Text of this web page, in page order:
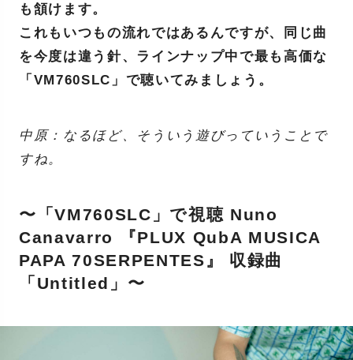
も頷けます。
これもいつもの流れではあるんですが、同じ曲
を今度は違う針、ラインナップ中で最も高価な
「VM760SLC」で聴いてみましょう。
中原：なるほど、そういう遊びっていうことで
すね。
〜「VM760SLC」で視聴 Nuno
Canavarro 『PLUX QubA MUSICA
PAPA 70SERPENTES』 収録曲
「Untitled」〜